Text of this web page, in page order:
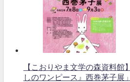
【こおりやま文学の森資料館
しのワンピース』西巻茅子展